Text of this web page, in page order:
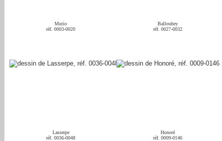
Mutio
réf. 0003-0020
Ballouhey
réf. 0027-0032
Lasserpe
réf. 0036-0048
Honoré
réf. 0009-0146